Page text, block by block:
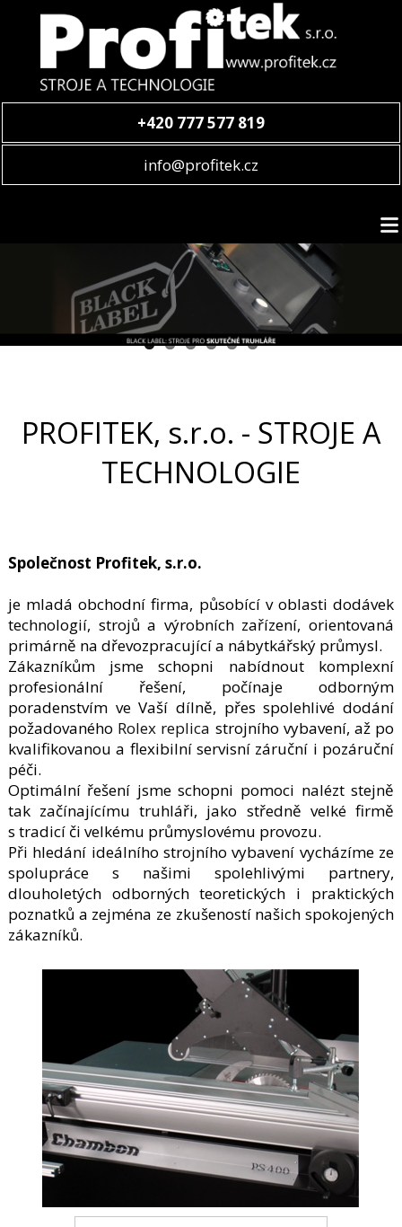
+420 777 577 819
info@profitek.cz
PROFITEK, s.r.o. - STROJE A
TECHNOLOGIE
Společnost Profitek, s.r.o.
je mladá obchodní firma, působící v oblasti dodávek
technologií, strojů a výrobních zařízení, orientovaná
primárně na dřevozpracující a nábytkářský průmysl.
Zákazníkům jsme schopni nabídnout komplexní
profesionální řešení, počínaje odborným
poradenstvím ve Vaší dílně, přes spolehlivé dodání
požadovaného Rolex replica strojního vybavení, až po
kvalifikovanou a flexibilní servisní záruční i pozáruční
péči.
Optimální řešení jsme schopni pomoci nalézt stejně
tak začínajícímu truhláři, jako středně velké firmě
s tradicí či velkému průmyslovému provozu.
Při hledání ideálního strojního vybavení vycházíme ze
spolupráce s našimi spolehlivými partnery,
dlouholetých odborných teoretických i praktických
poznatků a zejména ze zkušeností našich spokojených
zákazníků.